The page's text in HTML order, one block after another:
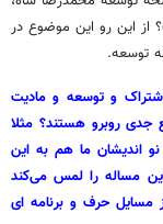
این رو این موضوع در
توسعه.
و توسعه و مادیت
جدی روبرو هستند؟ مثلا
اندیشان ما هم به این
مساله را لمس می‌کند
مسایل حرف و برنامه ای